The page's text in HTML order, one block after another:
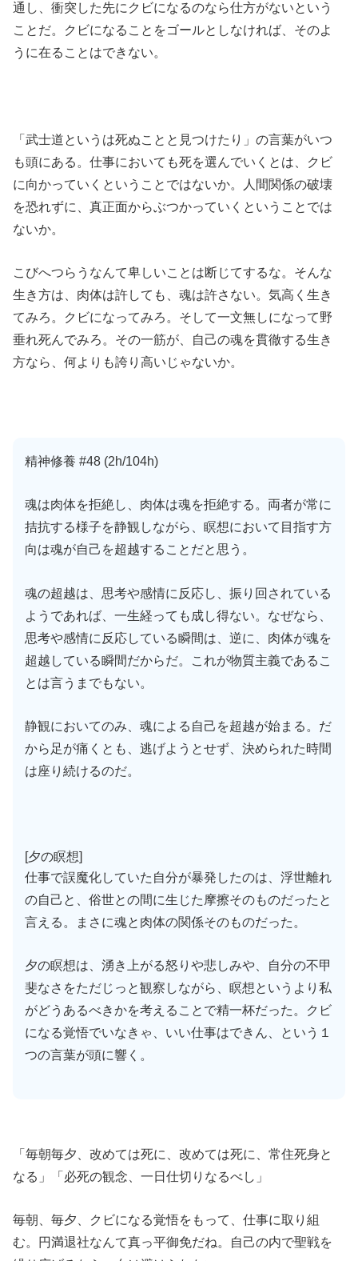
通し、衝突した先にクビになるのなら仕方がないという
ことだ。クビになることをゴールとしなければ、そのよ
うに在ることはできない。
「武士道というは死ぬことと見つけたり」の言葉がいつ
も頭にある。仕事においても死を選んでいくとは、クビ
に向かっていくということではないか。人間関係の破壊
を恐れずに、真正面からぶつかっていくということでは
ないか。
こびへつらうなんて卑しいことは断じてするな。そんな
生き方は、肉体は許しても、魂は許さない。気高く生き
てみろ。クビになってみろ。そして一文無しになって野
垂れ死んでみろ。その一筋が、自己の魂を貫徹する生き
方なら、何よりも誇り高いじゃないか。
精神修養 #48 (2h/104h)
魂は肉体を拒絶し、肉体は魂を拒絶する。両者が常に
拮抗する様子を静観しながら、瞑想において目指す方
向は魂が自己を超越することだと思う。
魂の超越は、思考や感情に反応し、振り回されている
ようであれば、一生経っても成し得ない。なぜなら、
思考や感情に反応している瞬間は、逆に、肉体が魂を
超越している瞬間だからだ。これが物質主義であるこ
とは言うまでもない。
静観においてのみ、魂による自己を超越が始まる。だ
から足が痛くとも、逃げようとせず、決められた時間
は座り続けるのだ。
[夕の瞑想]
仕事で誤魔化していた自分が暴発したのは、浮世離れ
の自己と、俗世との間に生じた摩擦そのものだったと
言える。まさに魂と肉体の関係そのものだった。
夕の瞑想は、湧き上がる怒りや悲しみや、自分の不甲
斐なさをただじっと観察しながら、瞑想というより私
がどうあるべきかを考えることで精一杯だった。クビ
になる覚悟でいなきゃ、いい仕事はできん、という１
つの言葉が頭に響く。
「毎朝毎夕、改めては死に、改めては死に、常住死身と
なる」「必死の観念、一日仕切りなるべし」
毎朝、毎夕、クビになる覚悟をもって、仕事に取り組
む。円満退社なんて真っ平御免だね。自己の内で聖戦を